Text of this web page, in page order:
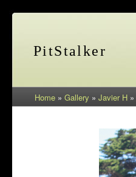
PitStalker
Home » Gallery » Javier H »